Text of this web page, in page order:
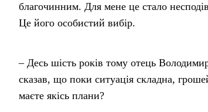
благочинним. Для мене це стало
Це його особистий вибір.
– Десь шість років тому отець
сказав, що поки ситуація складна,
маєте якісь плани?